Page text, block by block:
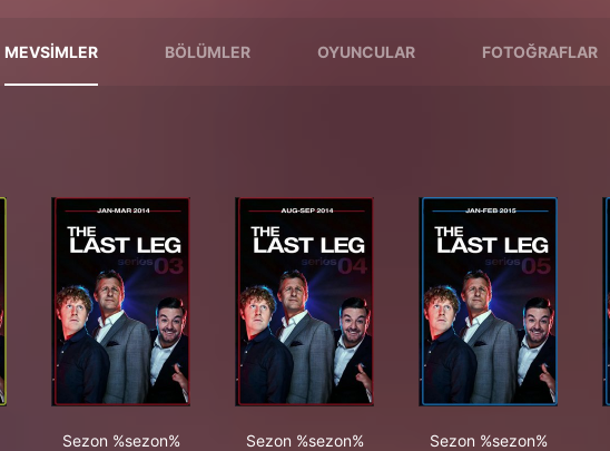
MEVSIMLER BÖLÜMLER OYUNCULAR FOTOĞRAFLAR
Sezon %sezon%
Sezon %sezon%
Sezon %sezon%